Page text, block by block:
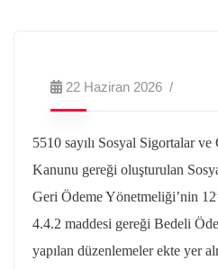
22 Haziran 2026
5510 sayılı Sosyal Sigortalar ve
Kanunu gereği oluşturulan
Geri Ödeme Yönetmeliği’nin
4.4.2 maddesi gereği Bedeli
yapılan düzenlemeler ekte yer